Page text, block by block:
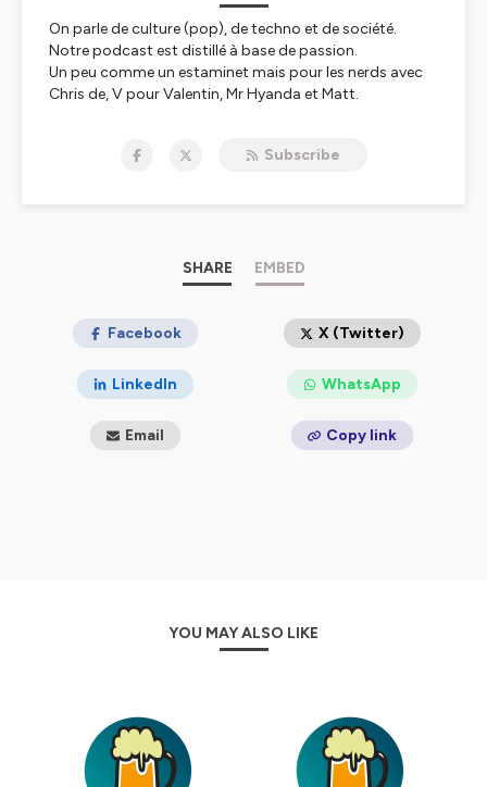
On parle de culture (pop), de techno et de société.
Notre podcast est distillé à base de passion.
Un peu comme un estaminet mais pour les nerds avec
Chris de, V pour Valentin, Mr Hyanda et Matt.
Subscribe
SHARE EMBED
Facebook X (Twitter)
LinkedIn WhatsApp
Email Copy link
YOU MAY ALSO LIKE